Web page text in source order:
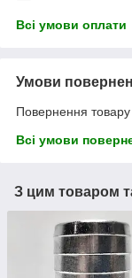
Всі умови оплати
Умови
Повернення
Всі умови
З цим товаром